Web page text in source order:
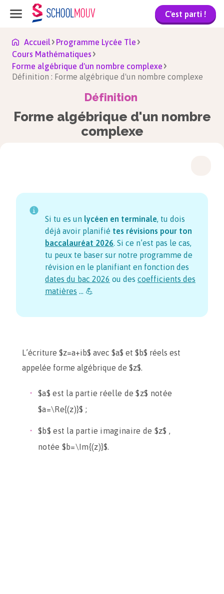
C'est parti !
Accueil
Programme Lycée Tle
Cours Mathématiques
Forme algébrique d'un nombre complexe
Définition : Forme algébrique d'un nombre complexe
Définition
Forme algébrique d'un nombre
complexe
Si tu es un lycéen en terminale, tu dois
déjà avoir planifié tes révisions pour ton
baccalauréat 2026. Si ce n’est pas le cas,
tu peux te baser sur notre programme de
révision en le planifiant en fonction des
dates du bac 2026 ou des coefficients des
matières … 💪
L’écriture $z=a+ib$ avec $a$ et $b$ réels est
appelée forme algébrique de $z$.
$a$ est la partie réelle de $z$ notée
$a=\Re{(z)}$ ;
$b$ est la partie imaginaire de $z$ ,
notée $b=\Im{(z)}$.